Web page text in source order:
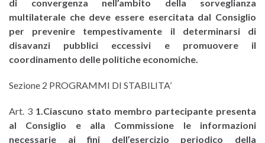
di convergenza nell’ambito della sorveglianza
multilaterale che deve essere esercitata dal Consiglio
per prevenire tempestivamente il determinarsi di
disavanzi pubblici eccessivi e promuovere il
coordinamento delle politiche economiche.
Sezione 2 PROGRAMMI DI STABILITA’
Art. 3 1.Ciascuno stato membro partecipante presenta
al Consiglio e alla Commissione le informazioni
necessarie ai fini dell’esercizio periodico della